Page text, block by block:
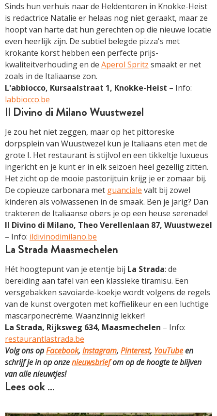
Sinds hun verhuis naar de Heldentoren in Knokke-Heist
is redactrice Natalie er helaas nog niet geraakt, maar ze
hoopt van harte dat hun gerechten op die nieuwe locatie
even heerlijk zijn. De subtiel belegde pizza's met
krokante korst hebben een perfecte prijs-
kwaliteitverhouding en de Aperol Spritz smaakt er net
zoals in de Italiaanse zon.
L'abbiocco, Kursaalstraat 1, Knokke-Heist – Info:
labbiocco.be
Il Divino di Milano Wuustwezel
Je zou het niet zeggen, maar op het pittoreske
dorpsplein van Wuustwezel kun je Italiaans eten met de
grote I. Het restaurant is stijlvol en een tikkeltje luxueus
ingericht en je kunt er in elk seizoen heel gezellig zitten.
Het zicht op de mooie pastorijtuin krijg je er zomaar bij.
De copieuze carbonara met guanciale valt bij zowel
kinderen als volwassenen in de smaak. Ben je jarig? Dan
trakteren de Italiaanse obers je op een heuse serenade!
Il Divino di Milano, Theo Verellenlaan 87, Wuustwezel
– Info: ildivinodimilano.be
La Strada Maasmechelen
Hét hoogtepunt van je etentje bij La Strada: de
bereiding aan tafel van een klassieke tiramisu. Een
versgebakken savoiarde-koekje wordt volgens de regels
van de kunst overgoten met koffielikeur en een luchtige
mascarponecrème. Waanzinnig lekker!
La Strada, Rijksweg 634, Maasmechelen – Info:
restaurantlastrada.be
Volg ons opFacebook, Instagram, Pinterest, YouTubeen
schrijf je in op onzenieuwsbriefom op de hoogte te blijven
van alle nieuwtjes!
Lees ook …